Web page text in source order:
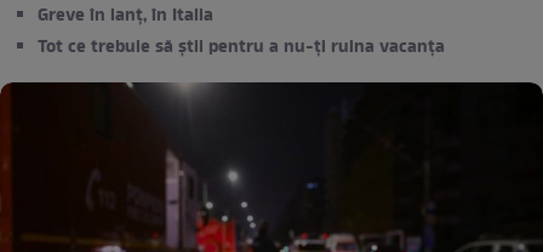
Greve în lanț, în Italia
Tot ce trebuie să știi pentru a nu-ți ruina vacanța